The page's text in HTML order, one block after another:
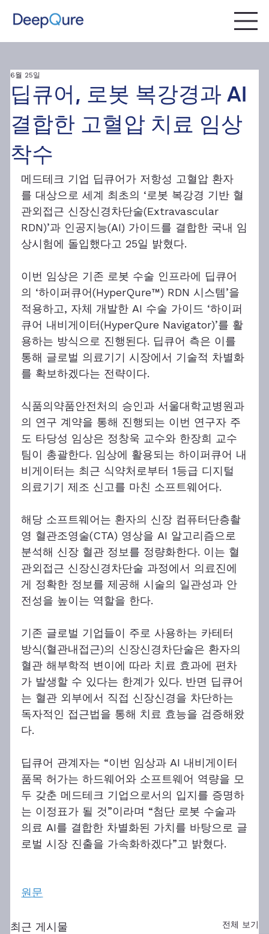
딥큐어, 로봇 복강경과 AI
결합한 고혈압 치료 임상
착수
6월 25일
메드테크 기업 딥큐어가 저항성 고혈압 환자
를 대상으로 세계 최초의 ‘로봇 복강경 기반 혈
관외접근 신장신경차단술(Extravascular
RDN)’과 인공지능(AI) 가이드를 결합한 국내 임
상시험에 돌입했다고 25일 밝혔다.
이번 임상은 기존 로봇 수술 인프라에 딥큐어
의 ‘하이퍼큐어(HyperQure™) RDN 시스템’을
적용하고, 자체 개발한 AI 수술 가이드 ‘하이퍼
큐어 내비게이터(HyperQure Navigator)’를 활
용하는 방식으로 진행된다. 딥큐어 측은 이를
통해 글로벌 의료기기 시장에서 기술적 차별화
를 확보하겠다는 전략이다.
식품의약품안전처의 승인과 서울대학교병원과
의 연구 계약을 통해 진행되는 이번 연구자 주
도 타당성 임상은 정창욱 교수와 한장희 교수
팀이 총괄한다. 임상에 활용되는 하이퍼큐어 내
비게이터는 최근 식약처로부터 1등급 디지털
의료기기 제조 신고를 마친 소프트웨어다.
해당 소프트웨어는 환자의 신장 컴퓨터단층촬
영 혈관조영술(CTA) 영상을 AI 알고리즘으로
분석해 신장 혈관 정보를 정량화한다. 이는 혈
관외접근 신장신경차단술 과정에서 의료진에
게 정확한 정보를 제공해 시술의 일관성과 안
전성을 높이는 역할을 한다.
기존 글로벌 기업들이 주로 사용하는 카테터
방식(혈관내접근)의 신장신경차단술은 환자의
혈관 해부학적 변이에 따라 치료 효과에 편차
가 발생할 수 있다는 한계가 있다. 반면 딥큐어
는 혈관 외부에서 직접 신장신경을 차단하는
독자적인 접근법을 통해 치료 효능을 검증해왔
다.
딥큐어 관계자는 “이번 임상과 AI 내비게이터
품목 허가는 하드웨어와 소프트웨어 역량을 모
두 갖춘 메드테크 기업으로서의 입지를 증명하
는 이정표가 될 것”이라며 “첨단 로봇 수술과
의료 AI를 결합한 차별화된 가치를 바탕으로 글
로벌 시장 진출을 가속화하겠다”고 밝혔다.
원문
최근 게시물 전체 보기